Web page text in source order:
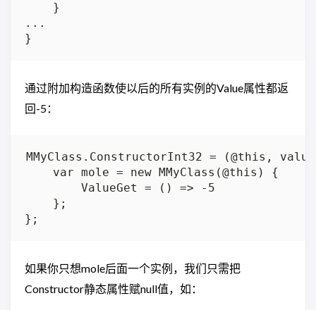
    }
...
通过附加构造函数使以后的所有实例的Value属性都返
回-5：
MMyClass.ConstructorInt32 = (@this,
    var mole = new MMyClass(@this) {
        ValueGet = () => -5
    };
如果你只想mole后面一个实例，我们只需把
Constructor静态属性赋null值，如：